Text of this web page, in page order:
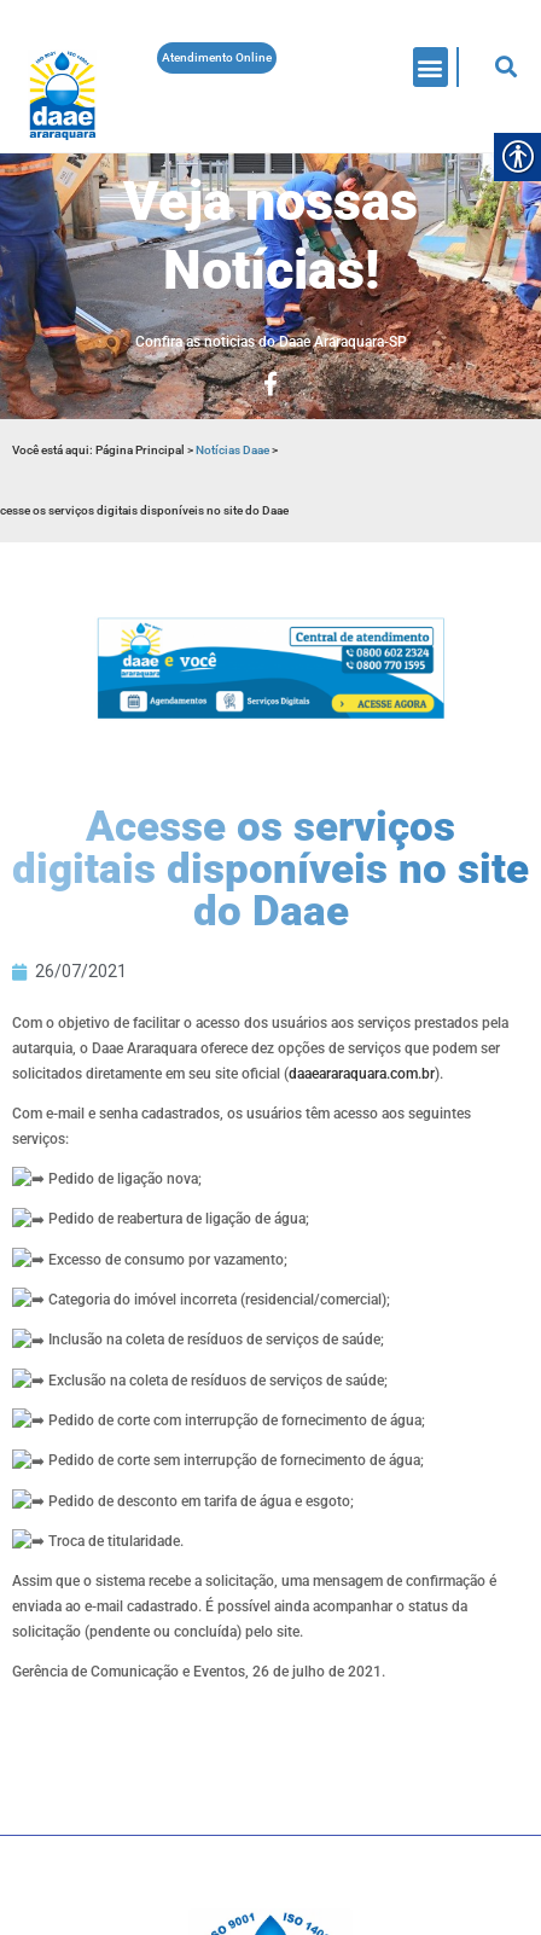
Atendimento Online
Veja nossas
Notícias!
Confira as noticias do Daae Araraquara-SP
Você está aqui: Página Principal >Notícias Daae>
os serviços digitais disponíveis no site do Daae
Acesse os serviços
digitais disponíveis no site
do Daae
26/07/2021
Com o objetivo de facilitar o acesso dos usuários aos serviços prestados pela
autarquia, o Daae Araraquara oferece dez opções de serviços que podem ser
solicitados diretamente em seu site oficial (daaeararaquara.com.br).
Com e-mail e senha cadastrados, os usuários têm acesso aos seguintes
serviços:
Pedido de ligação nova;
Pedido de reabertura de ligação de água;
Excesso de consumo por vazamento;
Categoria do imóvel incorreta (residencial/comercial);
Inclusão na coleta de resíduos de serviços de saúde;
Exclusão na coleta de resíduos de serviços de saúde;
Pedido de corte com interrupção de fornecimento de água;
Pedido de corte sem interrupção de fornecimento de água;
Pedido de desconto em tarifa de água e esgoto;
Troca de titularidade.
Assim que o sistema recebe a solicitação, uma mensagem de confirmação é
enviada ao e-mail cadastrado. É possível ainda acompanhar o status da
solicitação (pendente ou concluída) pelo site.
Gerência de Comunicação e Eventos, 26 de julho de 2021.